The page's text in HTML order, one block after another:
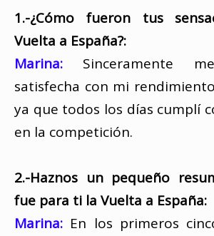
1.-¿Cómo fueron tus
Vuelta a España?:
Marina: Sinceramente
satisfecha con mi
ya que todos los días cumplí
en la competición.
2.-Haznos un pequeño
fue para ti la Vuelta a España:
Marina: En los primeros